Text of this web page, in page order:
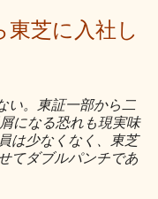
芝に入社し
い。東証一部から二
になる恐れも現実味
は少なくなく、東芝
てダブルパンチであ